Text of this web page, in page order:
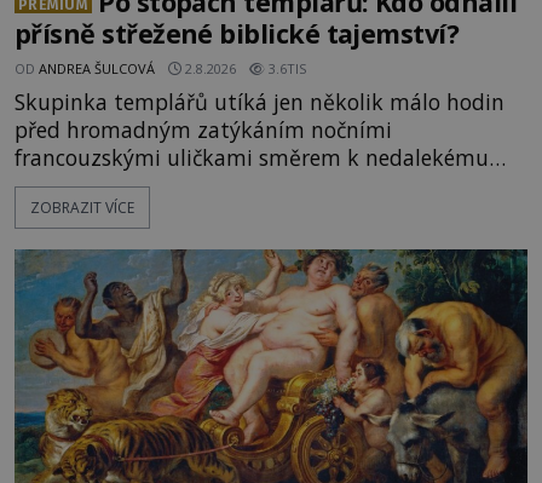
PREMIUM
přísně střežené biblické tajemství?
OD ANDREA ŠULCOVÁ 2.8.2026 3.6TIS
Skupinka templářů utíká jen několik málo hodin
před hromadným zatýkáním nočními
francouzskými uličkami směrem k nedalekému
přístavu. Jeden z nich má přes ramena ranec s
tajemným obsahem. Kapitán lodi už na ně čeká.
vyplouváme,“ sdělí jim. „Kam máme namířeno,
kapitáne?“ zeptá se ho jeden z templářů. „Do Sk
ZOBRAZIT VÍCE